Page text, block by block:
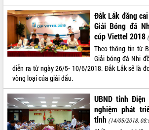
Đắk Lắk đăng
Giải Bóng đá
cúp Viettel 2018
Theo thông tin từ
Giải bóng đá Nhi
diễn ra từ ngày 26/5- 10/6/2018. Đắk Lắk sẽ là
vòng loại của giải đấu.
UBND tỉnh
nghiệm phát
tỉnh (14/05/2018,